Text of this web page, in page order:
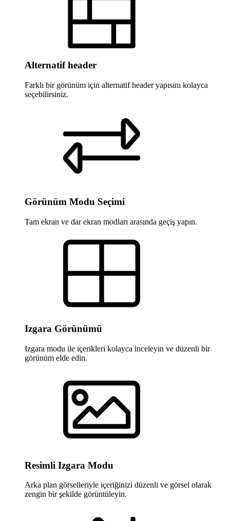
Alternatif header
Farklı bir görünüm için alternatif header yapısını kolayca
seçebilirsiniz.
Görünüm Modu Seçimi
Tam ekran ve dar ekran modları arasında geçiş yapın.
Izgara Görünümü
Izgara modu ile içerikleri kolayca inceleyin ve düzenli bir
görünüm elde edin.
Resimli Izgara Modu
Arka plan görselleriyle içeriğinizi düzenli ve görsel olarak
zengin bir şekilde görüntüleyin.